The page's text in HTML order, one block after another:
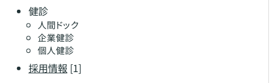
健診
人間ドック
企業健診
個人健診
採用情報 [1]